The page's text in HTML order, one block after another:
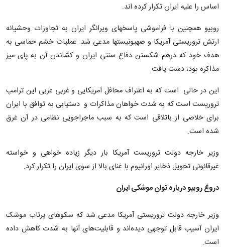
اساس را علیه ایران تکرار کرده اند.
روبیو همچنین با فراموشی پاسخهای ویرانگر ایران به تجاوزات وحشیانه
ارتش تروریستی آمریکا و صهیونیستها مدعی شد: عملیات خشم حماسی به
هدف خود که درهم شکستن دفاع سنتی ایران و کشاندن آن به پای میز
مذاکره بود، دست یافت.
این در حالی است که به اعتراف محافل آمریکایی و غربی عربی این ترامپ
تروریست است که به شدت خواهان مذاکرات و دستیابی به توافق با ایران
برای خلاصی از باتلاقی است که به سبب ماجراجویی نظامی در آن غرق
شده است.
وزیر خارجه دولت تروریست آمریکا بار دیگر زیاده خواهی و خواسته
غیرقانونی تحویل ذخایر اورانیوم با غنای بالا از سوی ایران را تکرار کرد.
دروغ روبیو درباره توان موشکی ایران
وزیر خارجه دولت تروریستی آمریکا مدعی شد که سکوهای پرتاب موشک
ایران آسیب قابل توجهی دیده‌اند و قابلیت‌های آنها به شدت کاهش داده
است.